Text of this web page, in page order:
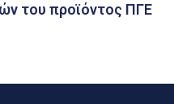
του προϊόντος ΠΓΕ